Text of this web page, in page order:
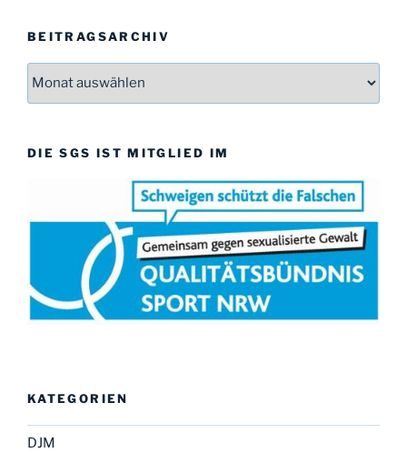
BEITRAGSARCHIV
DIE SGS IST MITGLIED IM
KATEGORIEN
DJM